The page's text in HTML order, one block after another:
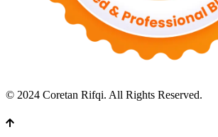
© 2024 Coretan Rifqi. All Rights Reserved.